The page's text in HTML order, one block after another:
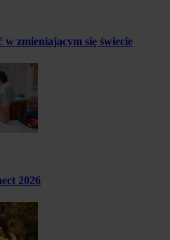
w zmieniającym się świecie
2026